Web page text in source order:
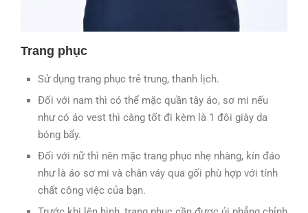
Trang phục
Sử dụng trang phục trẻ trung, thanh lịch.
Đối với nam thì có thể mặc quần tây áo, sơ mi nếu
như có áo vest thì càng tốt đi kèm là 1 đôi giày da
bóng bẩy.
Đối với nữ thì nên mặc trang phục nhẹ nhàng, kín đáo
như là áo sơ mi và chân váy qua gối phù hợp với tính
chất công việc của bạn.